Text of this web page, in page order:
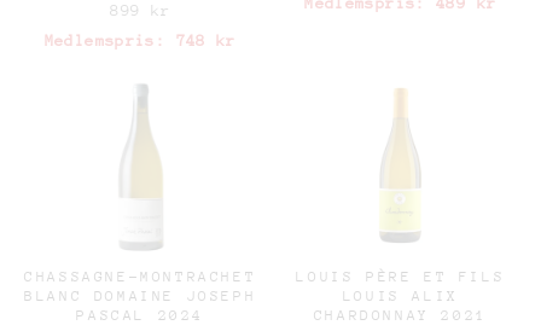
899 kr
Medlemspris:
748 kr
CHASSAGNE-MONTRACHET
BLANC DOMAINE JOSEPH
PASCAL 2024
LOUIS PÈRE ET FILS
LOUIS ALIX
CHARDONNAY 2021